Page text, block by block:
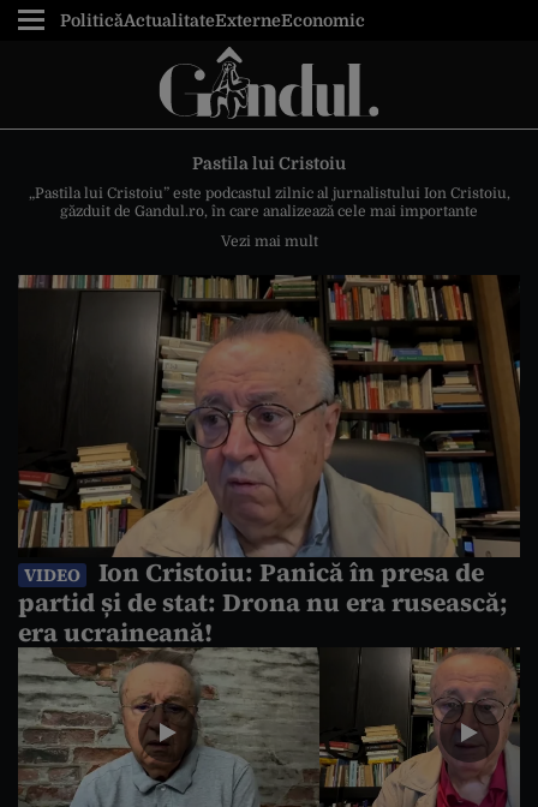
PoliticăActualitateExterneEconomic
Pastila lui Cristoiu
„Pastila lui Cristoiu” este podcastul zilnic al jurnalistului Ion Cristoiu,
găzduit de Gandul.ro, în care analizează cele mai importante
direct, adesea provocator, Cristoiu oferă comentarii acide, perspective
clișeele mass-media.
Vezi mai mult
VIDEO
Ion Cristoiu: Panică în presa de
partid și de stat: Drona nu era rusească;
era ucraineană!